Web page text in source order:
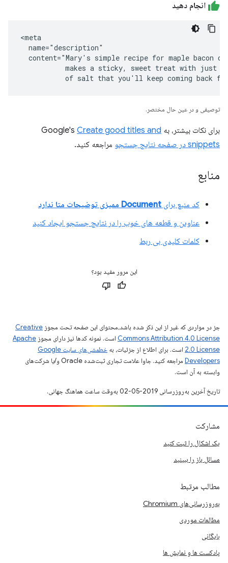
انجام دهید
<meta
  name="description"
content="Mary's simple recipe for maple bacon
makes a sticky, sweet treat with just a
of salt that you'll keep coming back
توصیفی و در عین حال مختصر.
برای نکات بیشتر، به Google's Create good titles and
snippets در صفحه نتایج جستجو
مراجعه کنید.
منابع
کد منبع برای Document ممیزی توضیحات متا ندارد
عناوین و قطعه های خوب را در نتایج جستجو ایجاد کنید
کلمات کلیدی بی ربط
این مرور مفید بود؟
جز در مواردی که غیر از این ذکر شده باشد،‌محتوای این صفحه تحت مجوز Creative
Commons Attribution 4.0 License است. نمونه کدها نیز دارای مجوز Apache
2.0 License است. برای اطلاع از جزئیات، به
خطمشی‌های سایت Google
Developers‏
مراجعه کنید. جاوا علامت تجاری ثبت‌شده Oracle و/یا شرکت‌های
وابسته به آن است.
تاریخ آخرین به‌روزرسانی 2019-05-02 به‌وقت ساعت هماهنگ جهانی.
مشارکت
یک اشکال را ثبت کنید
مسائل باز را ببینید
مطالب مرتبط
به‌روزرسانی‌های Chromium
مطالعات موردی
بایگانی
پادکست ها و نمایش ها